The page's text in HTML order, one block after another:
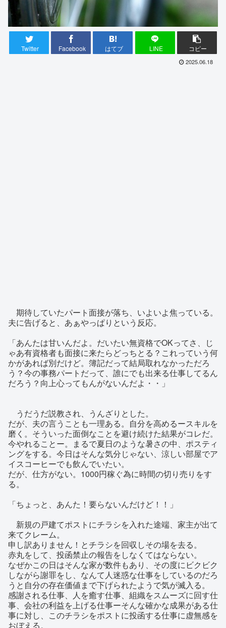
Twitter Facebook はてブ LINE コピー
2025.06.18
期待していたパート面接が落ち、いよいよ焦っている。
夫に告げると、あぁやっぱりという反応。
「あんたは甘いんだよ。だいたい無資格でOKってさ、じ
ゃあ有資格者も面接に来たらどっちとる？これっていう何
かがあれば別だけど。簿記だって結局取れなかっただろ
う？今の事務パートだって、誰にでも出来る仕事してるん
だろう？向上心ってもんがないんだよ・・」
うだうだ説教され、うんざりとした。
だが、夫の言うことも一理ある。自分を高めるースキルを
磨く。そういった面倒なことを避け続けた結果がコレだ。
今やれることー。まるで夏日のような暑さの中、ポスティ
ングをする。今日はそんな気分じゃない、涼しい部屋でア
イスコーヒーでも飲んでいたい。
だが、仕方がない。1000円稼ぐ為に時間の切り売りをす
る。
「ちょっと、あんた！要らないんだけど！！」
新規の戸建てポストにチラシを入れた途端、家主が出て
来てクレーム。
申し訳ありません！とチラシを回収しその場を去る。
赤丸をして、投函禁止の報告をしなくてはならない。
なぜかこの日はそんな家が数件もあり、その度にビクビク
しながら謝罪をし、なんて人迷惑な仕事をしているのだろ
うと自分の存在価値まで下げられたようで気が滅入る。
感謝される仕事、人を癒す仕事、組織をスムーズに回す仕
事、会社の利益を上げる仕事ーそんな確かな成果がある仕
事に対し、このチラシをポストに投函する仕事に虚無感を
おぼえる。